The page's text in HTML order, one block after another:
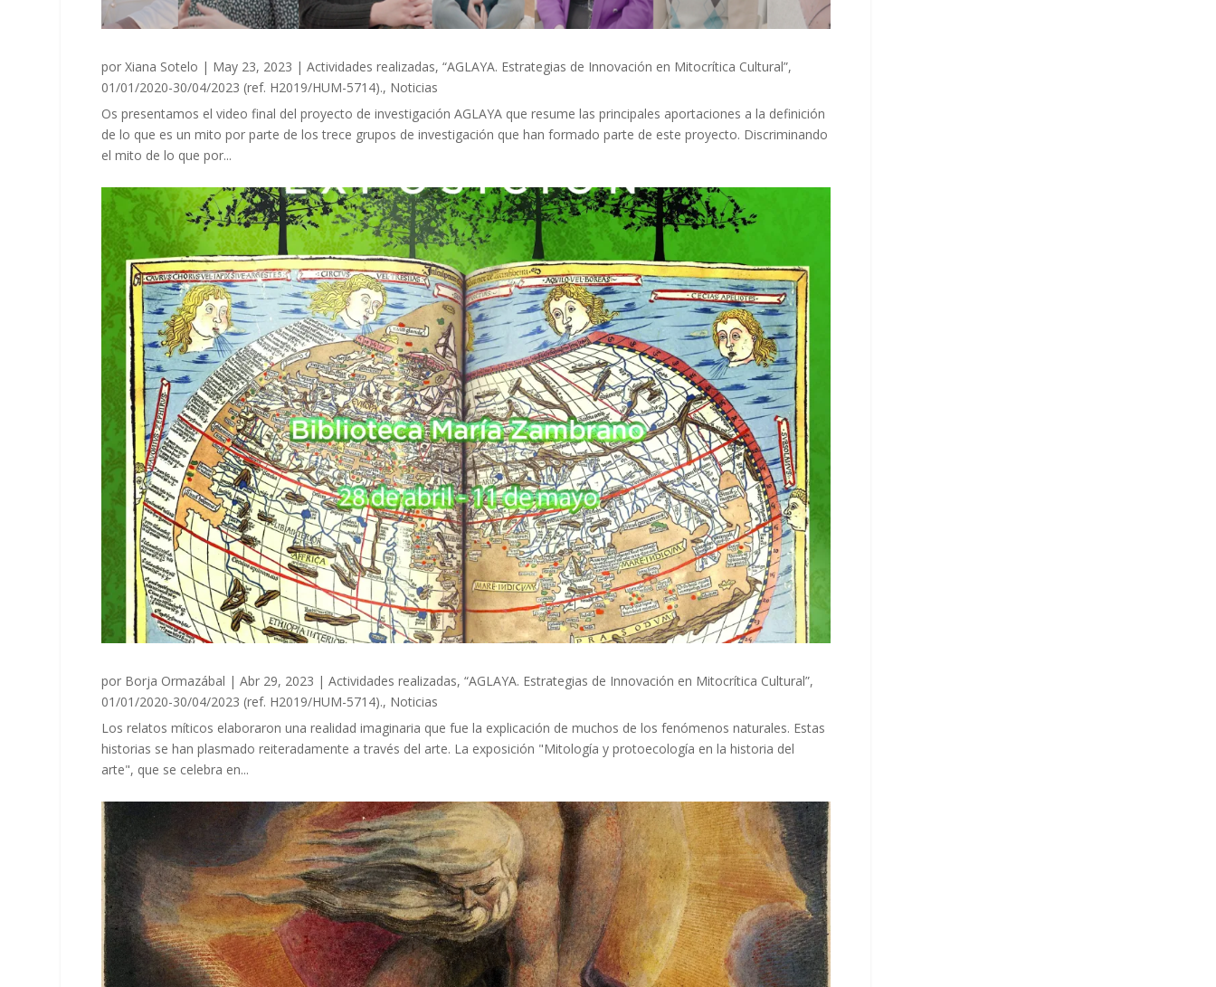
por Xiana Sotelo | May 23, 2023 | Actividades realizadas, “AGLAYA. Estrategias de Innovación en Mitocrítica Cultural”,
01/01/2020-30/04/2023 (ref. H2019/HUM-5714)., Noticias
Os presentamos el video final del proyecto de investigación AGLAYA que resume las principales aportaciones a la definición
de lo que es un mito por parte de los trece grupos de investigación que han formado parte de este proyecto. Discriminando
el mito de lo que por...
por Borja Ormazábal | Abr 29, 2023 | Actividades realizadas, “AGLAYA. Estrategias de Innovación en Mitocrítica Cultural”,
01/01/2020-30/04/2023 (ref. H2019/HUM-5714)., Noticias
Los relatos míticos elaboraron una realidad imaginaria que fue la explicación de muchos de los fenómenos naturales. Estas
historias se han plasmado reiteradamente a través del arte. La exposición "Mitología y protoecología en la historia del
arte", que se celebra en...